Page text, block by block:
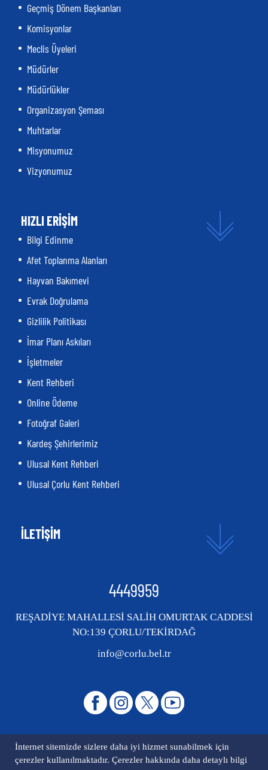
İnternet sitemizde sizlere daha iyi hizmet sunabilmek için
çerezler kullanılmaktadır. Çerezler hakkında daha detaylı bilgi
Geçmiş Dönem Başkanları
Komisyonlar
Meclis Üyeleri
Müdürler
Müdürlükler
Organizasyon Şeması
Muhtarlar
Misyonumuz
Vizyonumuz
HIZLI ERİŞİM
Bilgi Edinme
Afet Toplanma Alanları
Hayvan Bakımevi
Evrak Doğrulama
Gizlilik Politikası
İmar Planı Askıları
İşletmeler
Kent Rehberi
Online Ödeme
Fotoğraf Galeri
Kardeş Şehirlerimiz
Ulusal Kent Rehberi
Ulusal Çorlu Kent Rehberi
İLETİŞİM
4449959
REŞADİYE MAHALLESİ SALİH OMURTAK CADDESİ
NO:139 ÇORLU/TEKİRDAĞ
info@corlu.bel.tr